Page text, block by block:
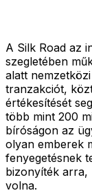
A Silk Road az
szegletében
alatt
tranzakciót,
értékesítését
több mint 200
bíróságon az
olyan emberek
fenyegetésnek
bizonyíték arra,
volna.